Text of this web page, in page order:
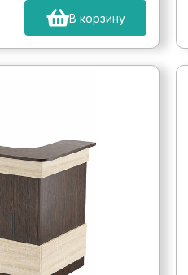
В корзину